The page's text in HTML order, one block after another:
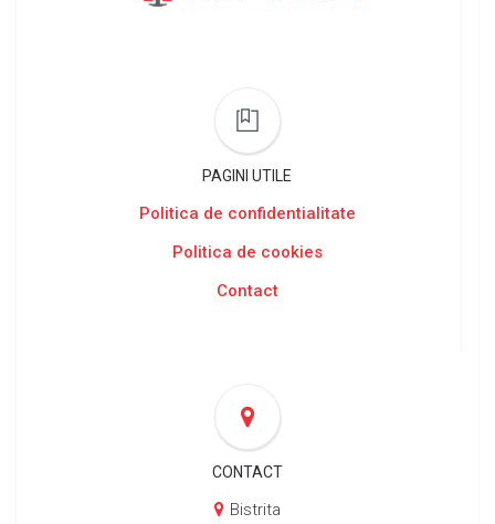
PAGINI UTILE
Politica de confidentialitate
Politica de cookies
Contact
CONTACT
Bistrita